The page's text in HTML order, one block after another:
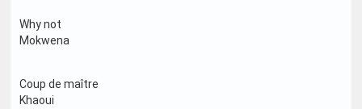
Why not
Mokwena
Coup de maître
Khaoui